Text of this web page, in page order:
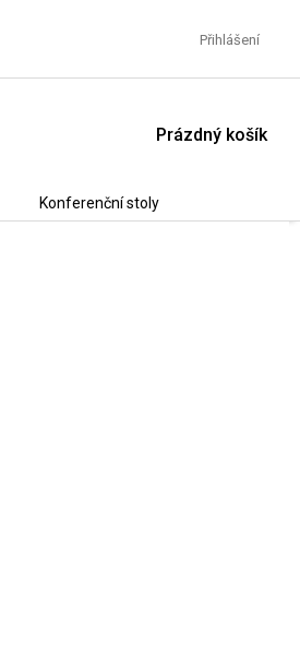
Přihlášení
NÁKUPNÍ
Prázdný košík
Konferenční stoly